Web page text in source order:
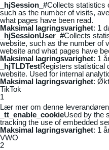
_hjSession_#Collects statistics
such as the number of visits,
what pages have been read.
Maksimal lagringsvarighet: 1
_hjSessionUser_#Collects
website, such as the number of
website and what pages have
Maksimal lagringsvarighet: 1
_hjTLDTestRegisters statistical
website. Used for internal
Maksimal lagringsvarighet: Økt
TikTok
1
Lær mer om denne leverandøren
_tt_enable_cookieUsed by the
tracking the use of embedded
Maksimal lagringsvarighet: 1
VWO
2